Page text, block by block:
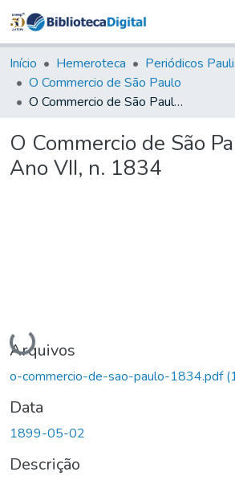
&
Coleções
Tudo na
Biblioteca
Estatísticas
Início Hemeroteca
Periódicos
O Commercio de São Paulo
O Commercio de São Paulo, 1899, Ano VII, n. 1834
O Commercio de São
Ano VII, n. 1834
Carregando...
Arquivos
o-commercio-de-sao-paulo-1834.pdf
Data
1899-05-02
Descrição